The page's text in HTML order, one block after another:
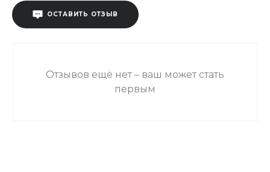
ОСТАВИТЬ ОТЗЫВ
Отзывов ещё нет – ваш может стать
первым